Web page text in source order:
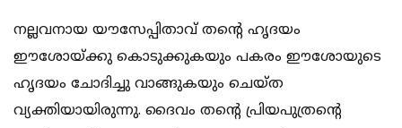
നല്ലവനായ യൗസേപ്പിതാവ് തന്റെ ഹൃദയം
ഈശോയ്ക്കു കൊടുക്കുകയും പകരം ഈശോയുടെ
ഹൃദയം ചോദിച്ചു വാങ്ങുകയും ചെയ്ത
വ്യക്തിയായിരുന്നു. ദൈവം തന്റെ പ്രിയപുത്രന്റെ